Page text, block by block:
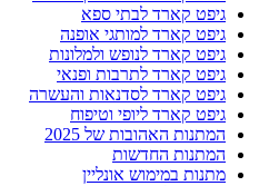
גיפט קארד לבתי ספא
גיפט קארד למותגי אופנה
גיפט קארד לנופש ולמלונות
גיפט קארד לתרבות ופנאי
גיפט קארד לסדנאות והעשרה
גיפט קארד ליופי וטיפוח
המתנות האהובות של 2025
המתנות החדשות
מתנות במימוש אונליין